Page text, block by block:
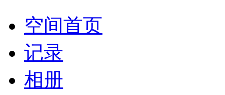
空间首页
记录
相册